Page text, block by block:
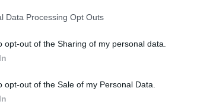
Data Processing Opt Outs
opt-out of the Sharing of my personal data.
opt-out of the Sale of my Personal Data.
Brno
szerint kísértet járta, elhagyatott épületek,
vették a romhalmaz negyedet, egyesek.
ha itt akarnánk se tudnánk ennyit találni.
puccos területek vannak, elég sok a felújítás.
az utak jók, nincs dugó és rengeteg autó, ki vannak